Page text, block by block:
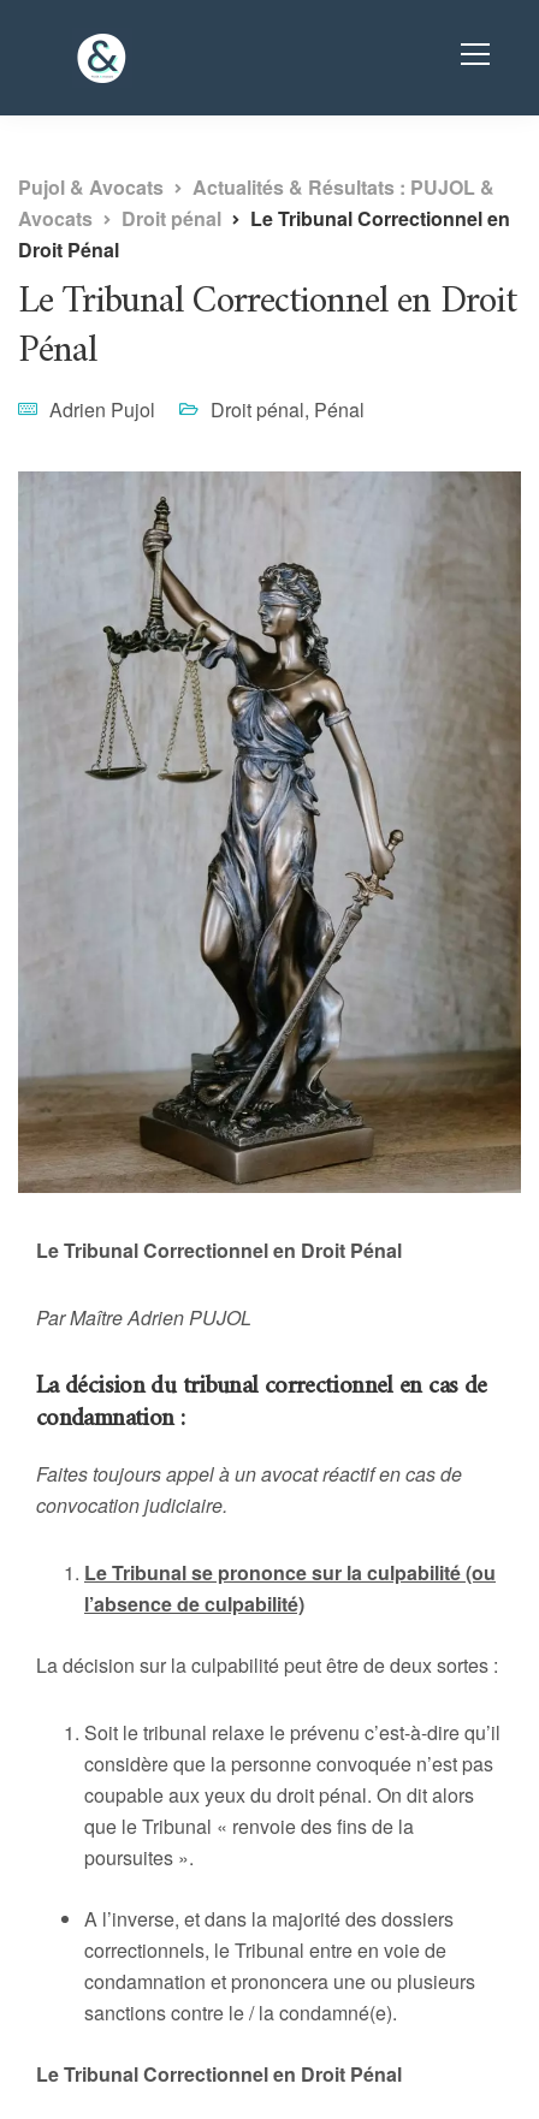
Pujol & Avocats
Actualités & Résultats : PUJOL &
Avocats
Droit pénal
Le Tribunal Correctionnel en
Droit Pénal
Le Tribunal Correctionnel en Droit
Pénal
Adrien Pujol Droit pénal, Pénal
Le Tribunal Correctionnel en Droit Pénal
Par Maître Adrien PUJOL
La décision du tribunal correctionnel en cas de
condamnation :
Faites toujours appel à un avocat réactif en cas de
convocation judiciaire.
Le Tribunal se prononce sur la culpabilité (ou
l’absence de culpabilité)
La décision sur la culpabilité peut être de deux sortes :
Soit le tribunal relaxe le prévenu c’est-à-dire qu’il
considère que la personne convoquée n’est pas
coupable aux yeux du droit pénal. On dit alors
que le Tribunal « renvoie des fins de la
poursuites ».
A l’inverse, et dans la majorité des dossiers
correctionnels, le Tribunal entre en voie de
condamnation et prononcera une ou plusieurs
sanctions contre le / la condamné(e).
Le Tribunal Correctionnel en Droit Pénal